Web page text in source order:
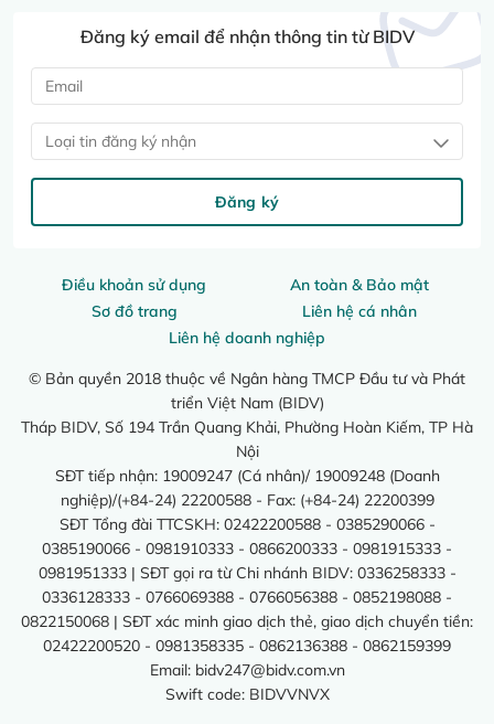
Điều khoản sử dụng
An toàn & Bảo mật
Sơ đồ trang
Liên hệ cá nhân
Liên hệ doanh nghiệp
© Bản quyền 2018 thuộc về Ngân hàng TMCP Đầu tư và Phát
triển Việt Nam (BIDV)
Tháp BIDV, Số 194 Trần Quang Khải, Phường Hoàn Kiếm, TP Hà
Nội
SĐT tiếp nhận: 19009247 (Cá nhân)/ 19009248 (Doanh
nghiệp)/(+84-24) 22200588 - Fax: (+84-24) 22200399
SĐT Tổng đài TTCSKH: 02422200588 - 0385290066 -
0385190066 - 0981910333 - 0866200333 - 0981915333 -
0981951333 | SĐT gọi ra từ Chi nhánh BIDV: 0336258333 -
0336128333 - 0766069388 - 0766056388 - 0852198088 -
0822150068 | SĐT xác minh giao dịch thẻ, giao dịch chuyển tiền:
02422200520 - 0981358335 - 0862136388 - 0862159399
Email: bidv247@bidv.com.vn
Swift code: BIDVVNVX
Đăng ký email để nhận thông tin từ BIDV
Loại tin đăng ký nhận
Đăng ký